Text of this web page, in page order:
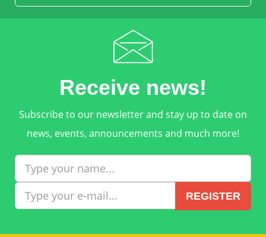
Receive news!
Subscribe to our newsletter and stay up to date on
news, events, announcements and much more!
REGISTER